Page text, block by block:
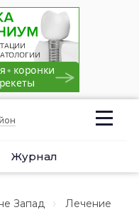
Журнал
Запад
Лечение